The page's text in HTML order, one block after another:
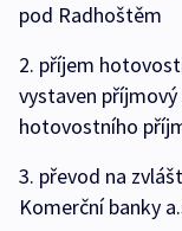
pod Radhoštěm
2. příjem
vystaven
hotovostního
3. převod na
Komerční banky